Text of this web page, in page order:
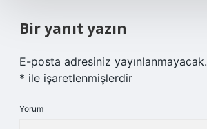
Bir yanıt yazın
E-posta adresiniz yayınlanmayacak.
* ile işaretlenmişlerdir
Yorum